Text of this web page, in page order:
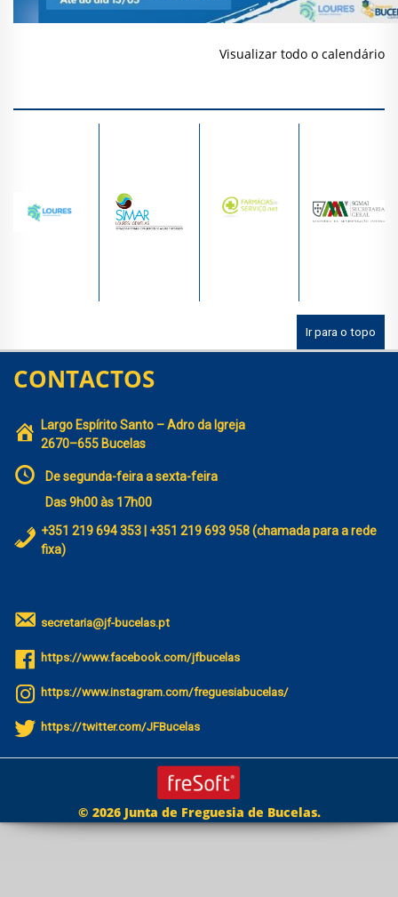
Visualizar todo o calendário
Ir para o topo
CONTACTOS
Largo Espírito Santo – Adro da Igreja
2670–655 Bucelas
De segunda-feira a sexta-feira
Das 9h00 às 17h00
+351 219 694 353 | +351 219 693 958 (chamada para a rede
fixa)
secretaria@jf-bucelas.pt
https://www.facebook.com/jfbucelas
https://www.instagram.com/freguesiabucelas/
https://twitter.com/JFBucelas
© 2026 Junta de Freguesia de Bucelas.